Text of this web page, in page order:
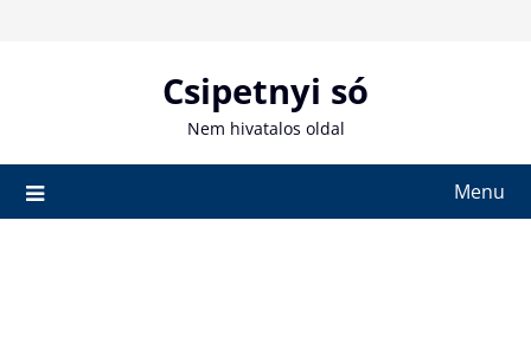
Csipetnyi só
Nem hivatalos oldal
Menu